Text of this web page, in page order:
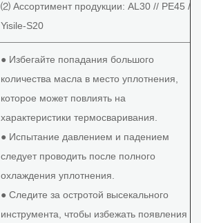
⑵ Ассортимент продукции: AL30 // PE45 //
Yisile-S20
● Избегайте попадания большого
количества масла в место уплотнения,
которое может повлиять на
характеристики термосваривания.
● Испытание давлением и падением
следует проводить после полного
охлаждения уплотнения.
● Следите за остротой высекального
инструмента, чтобы избежать появления